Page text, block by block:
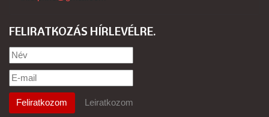
FELIRATKOZÁS HÍRLEVÉLRE